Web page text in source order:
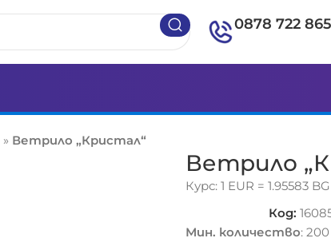
0878 722 865
» Ветрило „Кристал“
Ветрило
Курс: 1 EUR = 1.95583
Код:
Мин. количество: 200